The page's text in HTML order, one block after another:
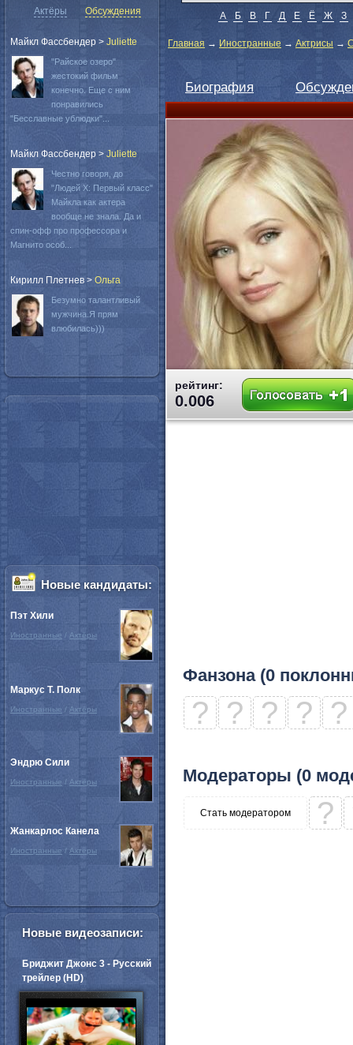
А Б В Г Д Е Ё Ж З
Главная → Иностранные → Актрисы →
Биография
рейтинг:
0.006
Фанзона (0
? ? ? ? ?
Модераторы (0
Стать модератором ?
Актёры Обсуждения
Майкл Фассбендер > Juliette
"Райское озеро"
жестокий фильм
конечно. Еще с ним
понравились
"Бесславные ублюдки"...
Майкл Фассбендер > Juliette
Честно говоря, до
"Людей Х: Первый класс"
Майкла как актера
вообще не знала. Да и
спин-офф про профессора и
Магнито особ...
Кирилл Плетнев > Oльга
Безумно талантливый
мужчина.Я прям
влюбилась)))
Новые кандидаты:
Пэт Хили
Иностранные / Актёры
Маркус Т. Полк
Иностранные / Актёры
Эндрю Сили
Иностранные / Актёры
Жанкарлос Канела
Иностранные / Актёры
Новые видеозаписи:
Бриджит Джонс 3 - Русский
трейлер (HD)